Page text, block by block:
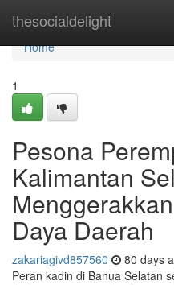
thesocialdelight
Home
Home
1
Pesona
Kalimantan
Daya Daerah
zakariagivd857560 80 days
Peran kadin di Banua Selatan